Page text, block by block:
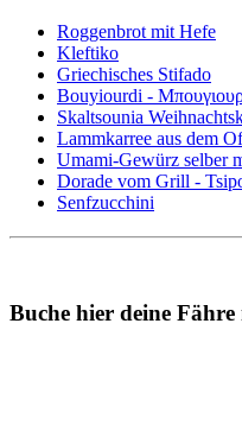
Roggenbrot mit Hefe
Kleftiko
Griechisches Stifado
Bouyiourdi -
Skaltsounia
Lammkarree aus dem
Umami-Gewürz selber
Dorade vom Grill -
Senfzucchini
Buche hier deine